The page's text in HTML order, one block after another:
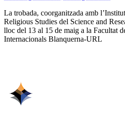
La trobada, coorganitzada amb
Religious Studies del Science and
lloc del 13 al 15 de maig a la Facultat
Internacionals Blanquerna-URL